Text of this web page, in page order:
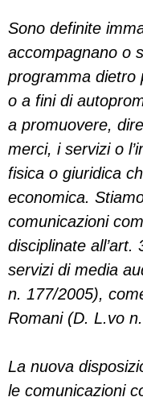
Sono definite
accompagnano o
programma dietro
o a fini di
a promuovere,
merci, i servizi o
fisica o giuridica
economica.
comunicazioni
disciplinate all’art.
servizi di media
n. 177/2005),
Romani (D. L.vo
La nuova
le comunicazioni